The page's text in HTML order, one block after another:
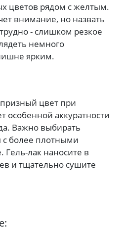
цветов рядом с желтым.
внимание, но назвать
- слишком резкое
немного
ярким.
цвет при
особенной аккуратности
Важно выбирать
более плотными
Гель-лак наносите в
и тщательно сушите